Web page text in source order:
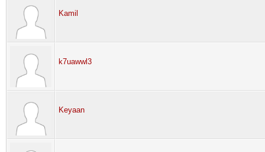
Kamil
k7uawwl3
Keyaan